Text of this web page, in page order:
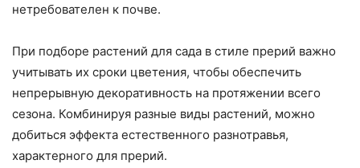
нетребователен к почве.
При подборе растений для сада в стиле прерий важно
учитывать их сроки цветения, чтобы обеспечить
непрерывную декоративность на протяжении всего
сезона. Комбинируя разные виды растений, можно
добиться эффекта естественного разнотравья,
характерного для прерий.